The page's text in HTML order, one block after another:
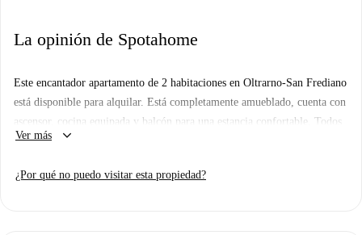
La opinión de Spotahome
Este encantador apartamento de 2 habitaciones en Oltrarno-San Frediano
está disponible para alquilar. Está completamente amueblado, cuenta con
ascensor, cocina equipada y balcón para una estancia confortable. Todos
los gastos están incluidos, lo que lo convierte en una opción ideal para
selección para garantizar su fiabilidad.
Ver más keyboard_arrow_down
¿Por qué no puedo visitar esta propiedad?